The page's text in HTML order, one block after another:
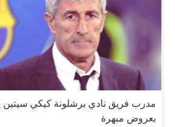
مدرب فريق نادي برشلونة كيكي
بعروض مبهرة